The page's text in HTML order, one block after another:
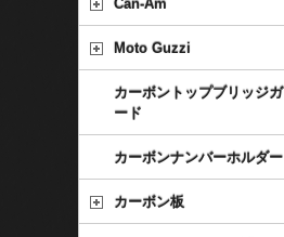
Can-Am
Moto Guzzi
カーボントップブリッジガ
ード
カーボンナンバーホルダー
カーボン板